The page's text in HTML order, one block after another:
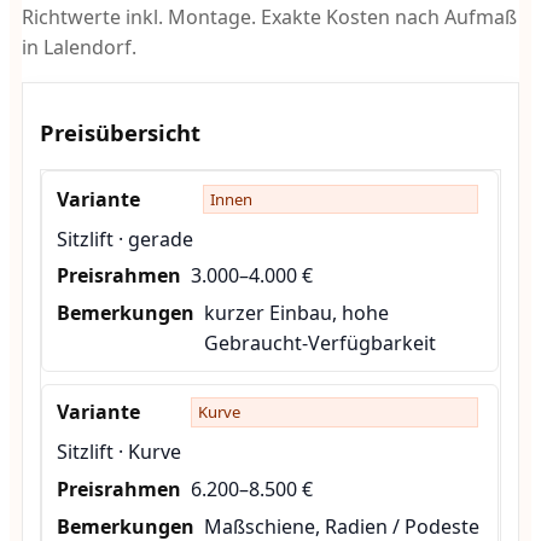
Richtwerte inkl. Montage. Exakte Kosten nach Aufmaß
in Lalendorf.
Preisübersicht
Innen
Sitzlift · gerade
3.000–4.000 €
kurzer Einbau, hohe
Gebraucht-Verfügbarkeit
Kurve
Sitzlift · Kurve
6.200–8.500 €
Maßschiene, Radien / Podeste